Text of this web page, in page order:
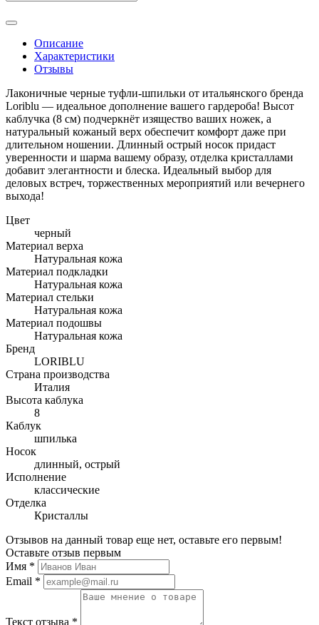
Описание
Характеристики
Отзывы
Лаконичные черные туфли-шпильки от итальянского бренда
Loriblu — идеальное дополнение вашего гардероба! Высот
каблучка (8 см) подчеркнёт изящество ваших ножек, а
натуральный кожаный верх обеспечит комфорт даже при
длительном ношении. Длинный острый носок придаст
уверенности и шарма вашему образу, отделка кристаллами
добавит элегантности и блеска. Идеальный выбор для
деловых встреч, торжественных мероприятий или вечернего
выхода!
Цвет
черный
Материал верха
Натуральная кожа
Материал подкладки
Натуральная кожа
Материал стельки
Натуральная кожа
Материал подошвы
Натуральная кожа
Бренд
LORIBLU
Страна производства
Италия
Высота каблука
8
Каблук
шпилька
Носок
длинный, острый
Исполнение
классические
Отделка
Кристаллы
Отзывов на данный товар еще нет, оставьте его первым!
Оставьте отзыв первым
Имя *
Email *
Текст отзыва *